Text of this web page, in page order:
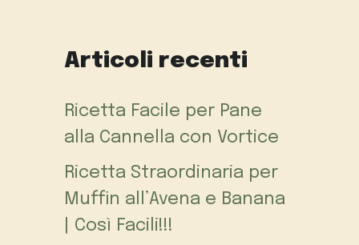
Articoli recenti
Ricetta Facile per Pane
alla Cannella con Vortice
Ricetta Straordinaria per
Muffin all’Avena e Banana
| Così Facili!!!